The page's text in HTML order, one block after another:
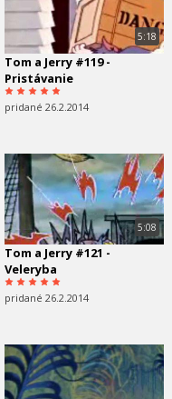
5:18
Tom a Jerry #119 -
Pristávanie
pridané 26.2.2014
5:08
Tom a Jerry #121 -
Veleryba
pridané 26.2.2014